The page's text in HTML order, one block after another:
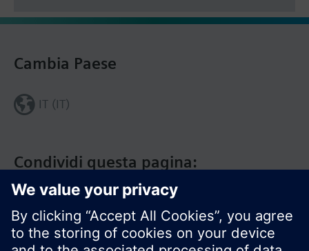
Condividi questa pagina:
Cambia Paese
IT (IT)